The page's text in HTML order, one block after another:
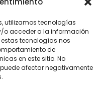
utilizamos tecnologías
o acceder a la información
tecnologías nos
de
en este sitio. No
afectar negativamente